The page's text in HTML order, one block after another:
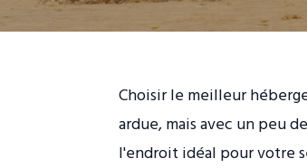
Choisir le meilleur
ardue, mais avec un peu
l'endroit idéal pour votre